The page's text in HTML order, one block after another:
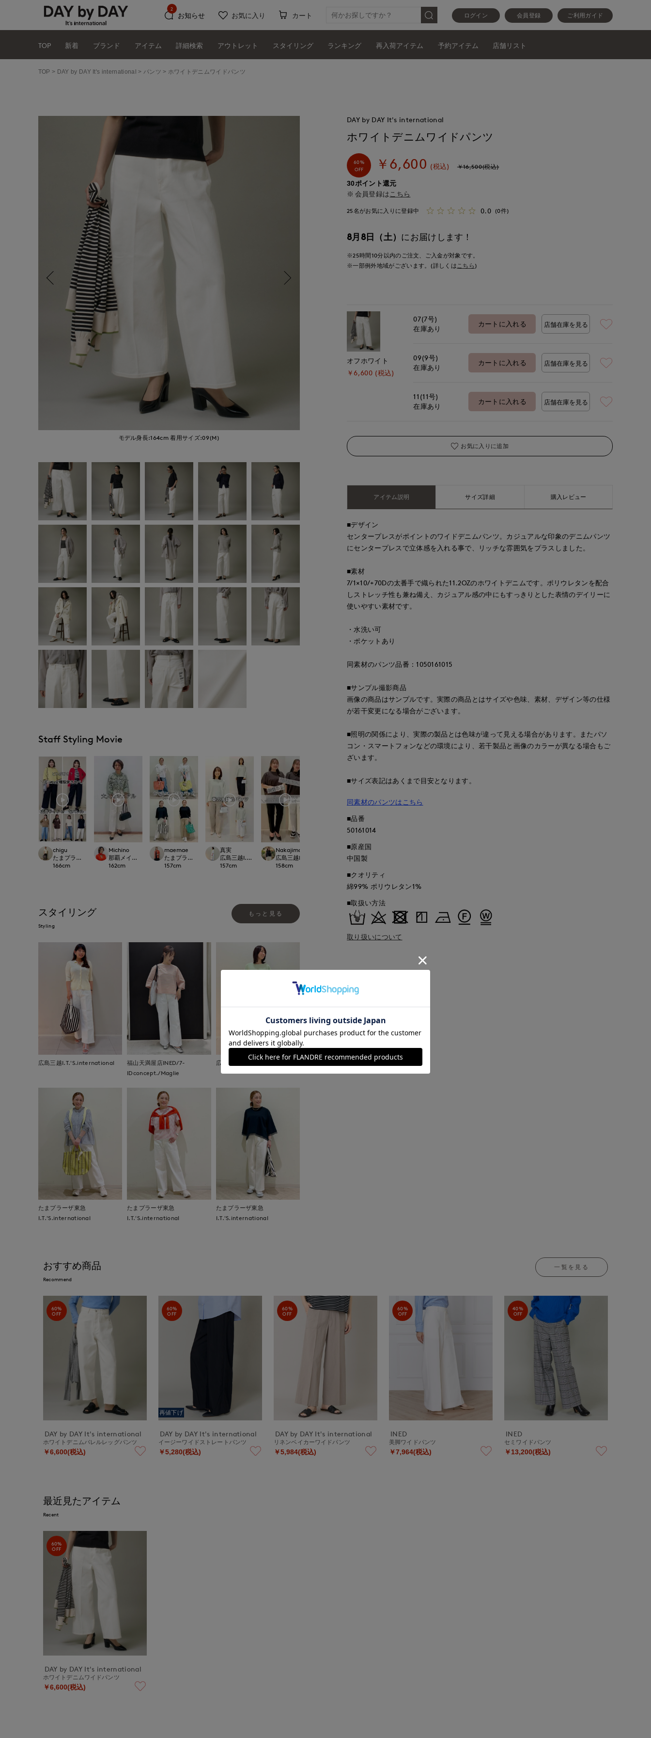
ログイン 会員登録 ご利用ガイド
お知らせ
2
お気に入り カート
TOP 新着 ブランド アイテム 詳細検索 アウトレット スタイリング ランキング 再入荷アイテム 予約アイテム 店舗リスト
TOP DAY by DAY It's international パンツ ホワイトデニムワイドパンツ
モデル身長:164cm 着用サイズ:09(M)
Staff Styling Movie
chigu
たまプラーザ東急I.T.'S.international
166cm
Michino
那覇メインプレイスI.T.'S.international
162cm
maemae
たまプラーザ東急I.T.'S.international
157cm
真実
広島三越I.T.'S.international
157cm
Nakajima
広島三越I.T.'S.international
158cm
tamura
広島三越I.T.'S.international
スタイリング
Styling
もっと見る
広島三越I.T.'S.international
福山天満屋店INED/7-
IDconcept./Maglie
広島三越I.T.'S.international
たまプラーザ東急
I.T.'S.international
たまプラーザ東急
I.T.'S.international
たまプラーザ東急
I.T.'S.international
DAY by DAY It's international
ホワイトデニムワイドパンツ
60%
OFF
￥6,600 (税込) ￥16,500(税込)
30ポイント還元
会員登録は こちら
25名がお気に入りに登録中 0.0 (0件)
8月8日（土） にお届けします！
※25時間10分以内のご注文、ご入金が対象です。
※一部例外地域がございます。(詳しくはこちら )
オフホワイト
￥6,600 (税込)
07(7号)
在庫あり
カートに入れる 店舗在庫を見る
09(9号)
在庫あり
カートに入れる 店舗在庫を見る
11(11号)
在庫あり
カートに入れる 店舗在庫を見る
お気に入りに追加
アイテム説明 サイズ詳細 購入レビュー
■デザイン
センタープレスがポイントのワイドデニムパンツ。カジュアルな印象のデニムパンツ
にセンタープレスで立体感を入れる事で、リッチな雰囲気をプラスしました。
■素材
7/1×10/+70Dの太番手で織られた11.2OZのホワイトデニムです。ポリウレタンを配合
しストレッチ性も兼ね備え、カジュアル感の中にもすっきりとした表情のデイリーに
使いやすい素材です。
・水洗い可
・ポケットあり
同素材のパンツ品番：1050161015
■サンプル撮影商品
画像の商品はサンプルです。実際の商品とはサイズや色味、素材、デザイン等の仕様
が若干変更になる場合がございます。
■照明の関係により、実際の製品とは色味が違って見える場合があります。またパソ
コン・スマートフォンなどの環境により、若干製品と画像のカラーが異なる場合もご
ざいます。
■サイズ表記はあくまで目安となります。
同素材のパンツはこちら
■品番
50161014
■原産国
中国製
■クオリティ
綿99% ポリウレタン1%
■取扱い方法
取り扱いについて
おすすめ商品
Recommend
一覧を見る
60%
OFF
DAY by DAY It's international
ホワイトデニムバレルレッグパンツ
￥6,600(税込)
60%
OFF
再値下げ
DAY by DAY It's international
イージーワイドストレートパンツ
￥5,280(税込)
60%
OFF
DAY by DAY It's international
リネンベイカーワイドパンツ
￥5,984(税込)
60%
OFF
INED
美脚ワイドパンツ
￥7,964(税込)
40%
OFF
INED
セミワイドパンツ
￥13,200(税込)
最近見たアイテム
Recent
60%
OFF
DAY by DAY It's international
ホワイトデニムワイドパンツ
￥6,600(税込)